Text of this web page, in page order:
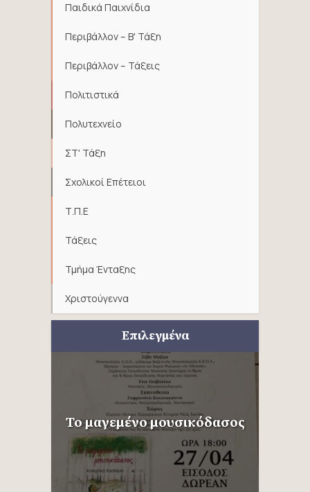
Παιδικά Παιχνίδια
Περιβάλλον – Β' Τάξη
Περιβάλλον – Τάξεις
Πολιτιστικά
Πολυτεχνείο
ΣΤ' Τάξη
Σχολικοί Επέτειοι
Τ.Π.Ε
Τάξεις
Τμήμα Ένταξης
Χριστούγεννα
Επιλεγμένα
Το μαγεμένο μουσικόδασος